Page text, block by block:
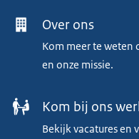
Over ons
Kom meer te weten
en onze missie.
Kom bij ons
Bekijk vacatures en